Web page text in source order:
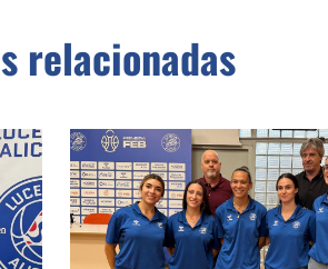
relacionadas